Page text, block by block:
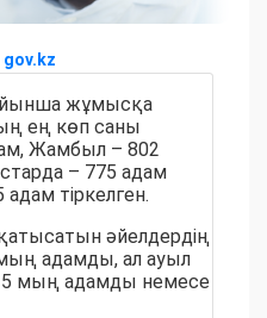
gov.kz
жұмысқа
ең көп саны
Жамбыл – 802
– 775 адам
тіркелген.
әйелдердің
мың адамды, ал ауыл
5 мың адамды немесе